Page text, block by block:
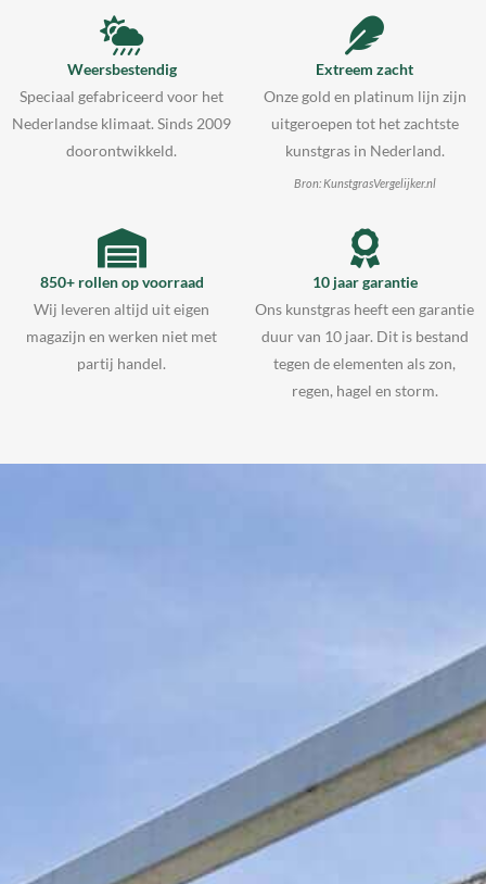
Weersbestendig
Speciaal gefabriceerd voor het
Nederlandse klimaat. Sinds 2009
doorontwikkeld.
Extreem zacht
Onze gold en platinum lijn zijn
uitgeroepen tot het zachtste
kunstgras in Nederland.
Bron: KunstgrasVergelijker.nl
850+ rollen op voorraad
Wij leveren altijd uit eigen
magazijn en werken niet met
partij handel.
10 jaar garantie
Ons kunstgras heeft een garantie
duur van 10 jaar. Dit is bestand
tegen de elementen als zon,
regen, hagel en storm.